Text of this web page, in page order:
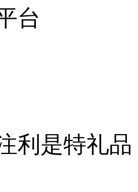
台
利是特礼品